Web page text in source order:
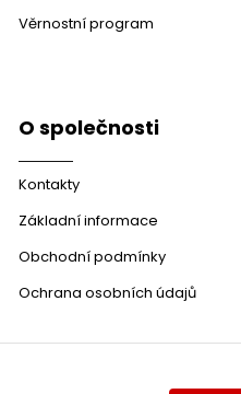
Věrnostní program
O společnosti
Kontakty
Základní informace
Obchodní podmínky
Ochrana osobních údajů